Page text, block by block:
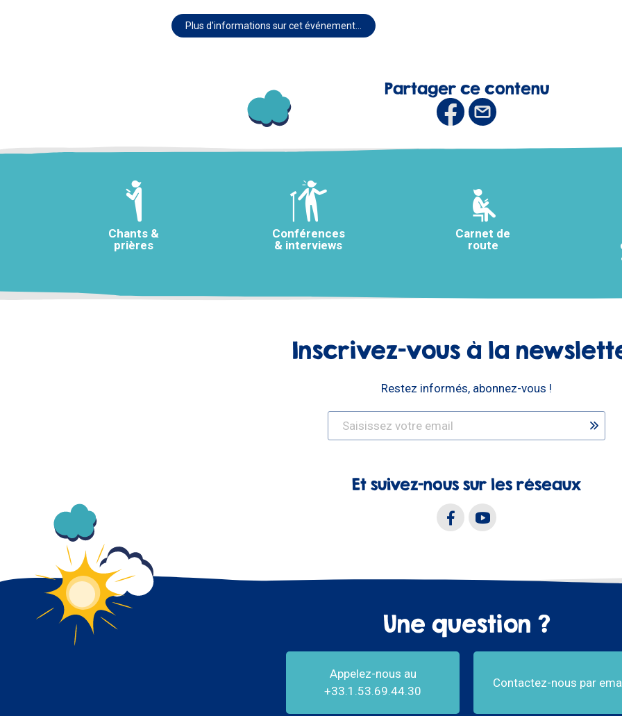
Plus d'informations sur cet événement…
Partager ce contenu
Chants &
prières
Conférences
& interviews
Carnet de
route
Inscrivez-vous à la
Restez informés, abonnez-vous !
Et suivez-nous sur les réseaux
Une question ?
Appelez-nous au
+33.1.53.69.44.30
Contactez-nous par